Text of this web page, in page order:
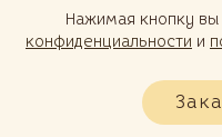
Нажимая кнопку вы
конфиденциальности и